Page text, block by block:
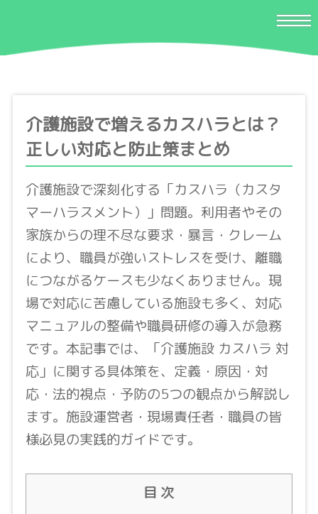
介護施設で増えるカスハラとは？
正しい対応と防止策まとめ
介護施設で深刻化する「カスハラ（カスタ
マーハラスメント）」問題。利用者やその
家族からの理不尽な要求・暴言・クレーム
により、職員が強いストレスを受け、離職
につながるケースも少なくありません。現
場で対応に苦慮している施設も多く、対応
マニュアルの整備や職員研修の導入が急務
です。本記事では、「介護施設 カスハラ 対
応」に関する具体策を、定義・原因・対
応・法的視点・予防の5つの観点から解説し
ます。施設運営者・現場責任者・職員の皆
様必見の実践的ガイドです。
目 次